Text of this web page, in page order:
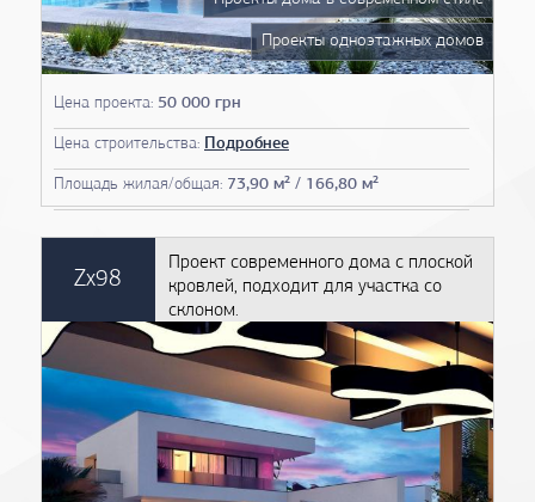
Цена проекта: 50 000 грн
Цена строительства: Подробнее
Площадь жилая/общая: 73,90 м² / 166,80 м²
Проекты одноэтажных домов
Проекты домов 14 на 14
Проекты домов 15 на 15
Чертежи домов
План дома
Фото проектов домов
Zx98
Проект современного дома с плоской
кровлей, подходит для участка со
склоном.